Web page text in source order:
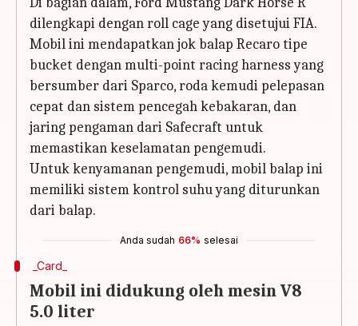
dilengkapi dengan roll cage yang disetujui FIA.
Mobil ini mendapatkan jok balap Recaro tipe
bucket dengan multi-point racing harness yang
bersumber dari Sparco, roda kemudi pelepasan
cepat dan sistem pencegah kebakaran, dan
jaring pengaman dari Safecraft untuk
memastikan keselamatan pengemudi.
Untuk kenyamanan pengemudi, mobil balap ini
memiliki sistem kontrol suhu yang diturunkan
dari balap.
Anda sudah 66% selesai
_Card_
Mobil ini didukung oleh mesin V8
5.0 liter